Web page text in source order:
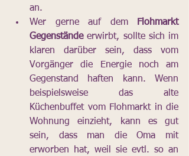
an.
Wer gerne auf dem Flohmarkt
Gegenstände erwirbt, sollte sich im
klaren darüber sein, dass vom
Vorgänger die Energie noch am
Gegenstand haften kann. Wenn
beispielsweise das alte
Küchenbuffet vom Flohmarkt in die
Wohnung einzieht, kann es gut
sein, dass man die Oma mit
erworben hat, weil sie evtl. so an